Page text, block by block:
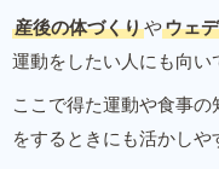
産後の体づくりやウェ
運動をしたい人にも向い
ここで得た運動や食事
をするときにも活かしや